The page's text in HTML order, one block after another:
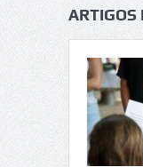
ARTIGOS